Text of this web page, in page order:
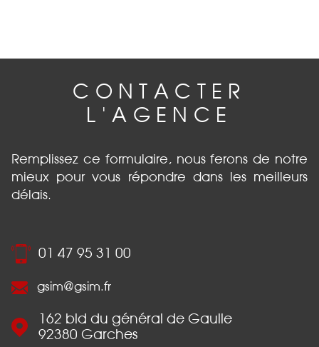
CONTACTER
L'AGENCE
Remplissez ce formulaire, nous ferons de notre
mieux pour vous répondre dans les meilleurs
délais.
01 47 95 31 00
gsim@gsim.fr
162 bld du général de Gaulle
92380
Garches